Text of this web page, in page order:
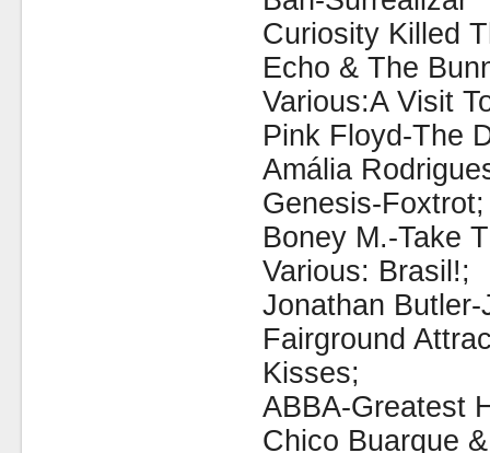
Curiosity Killed
Echo & The
Various:A Visit
Pink Floyd-The
Amália
Genesis-Foxtrot;
Boney M.-Take
Various: Brasil!;
Jonathan
Fairground
Kisses;
ABBA-Greatest
Chico Buarque